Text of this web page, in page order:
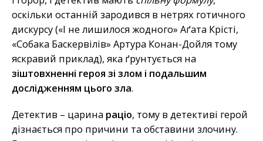
оскільки останній зародився в нетрях готичного
дискурсу («І не лишилося жодного» Аґата Крісті,
«Собака Баскервілів» Артура Конан-Дойля тому
яскравий приклад), яка ґрунтується на
зіштовхненні героя зі злом і подальшим
дослідженням цього зла.
Детектив – царина раціо, тому в детективі герой
дізнається про причини та обставини злочину.